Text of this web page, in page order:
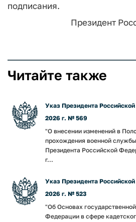
подписания.
Президент
Читайте также
Указ Президента
2026 г. № 569
"О внесении изменений в
прохождения военной
Президента Российской
г...
Указ Президента
2026 г. № 523
"Об Основах
Федерации в сфере